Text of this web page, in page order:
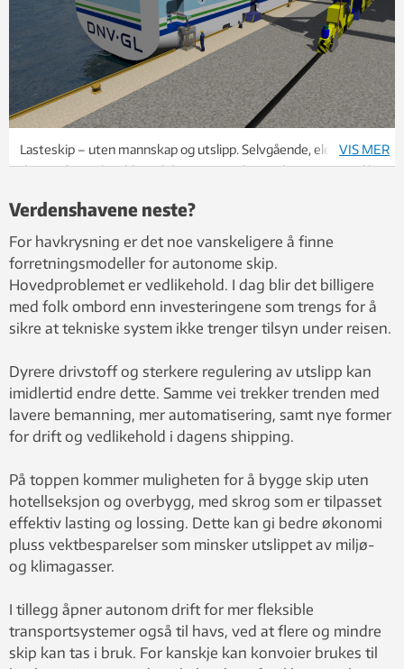
Lasteskip – uten mannskap og utslipp. Selvgående, elektrisk
drevne fartøy kan bli en del av morgendagens kyst-Norge. Slik
batteriene ved kai. Illustrasjon: Toftenes Multivisjon AS /DNV GL
VIS MER
Verdenshavene neste?
For havkrysning er det noe vanskeligere å finne
forretningsmodeller for autonome skip.
Hovedproblemet er vedlikehold. I dag blir det billigere
med folk ombord enn investeringene som trengs for å
sikre at tekniske system ikke trenger tilsyn under reisen.
Dyrere drivstoff og sterkere regulering av utslipp kan
imidlertid endre dette. Samme vei trekker trenden med
lavere bemanning, mer automatisering, samt nye former
for drift og vedlikehold i dagens shipping.
På toppen kommer muligheten for å bygge skip uten
hotellseksjon og overbygg, med skrog som er tilpasset
effektiv lasting og lossing. Dette kan gi bedre økonomi
pluss vektbesparelser som minsker utslippet av miljø-
og klimagasser.
I tillegg åpner autonom drift for mer fleksible
transportsystemer også til havs, ved at flere og mindre
skip kan tas i bruk. For kanskje kan konvoier brukes til